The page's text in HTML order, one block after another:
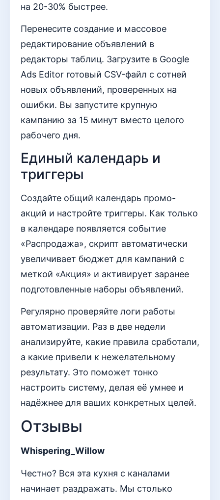
на 20-30% быстрее.
Перенесите создание и массовое
редактирование объявлений в
редакторы таблиц. Загрузите в Google
Ads Editor готовый CSV-файл с сотней
новых объявлений, проверенных на
ошибки. Вы запустите крупную
кампанию за 15 минут вместо целого
рабочего дня.
Единый календарь и
триггеры
Создайте общий календарь промо-
акций и настройте триггеры. Как только
в календаре появляется событие
«Распродажа», скрипт автоматически
увеличивает бюджет для кампаний с
меткой «Акция» и активирует заранее
подготовленные наборы объявлений.
Регулярно проверяйте логи работы
автоматизации. Раз в две недели
анализируйте, какие правила сработали,
а какие привели к нежелательному
результату. Это поможет тонко
настроить систему, делая её умнее и
надёжнее для ваших конкретных целей.
Отзывы
Whispering_Willow
Честно? Вся эта кухня с каналами
начинает раздражать. Мы столько